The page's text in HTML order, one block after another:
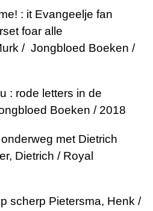
: it Evangeelje fan
foar alle
/ Jongbloed Boeken /
: rode letters in de
Boeken / 2018
met Dietrich
Dietrich / Royal
scherp Pietersma, Henk /